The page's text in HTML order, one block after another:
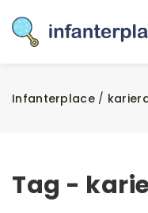
Infanterplace/
Tag -